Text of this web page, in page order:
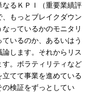
るＫＰＩ（重要業績評
もっとブレイクダウン
っているかのモニタリ
いるのか、あるいはう
します。それからリス
。ボラティリティなど
てて事業を進めている
検証をずっとしてい